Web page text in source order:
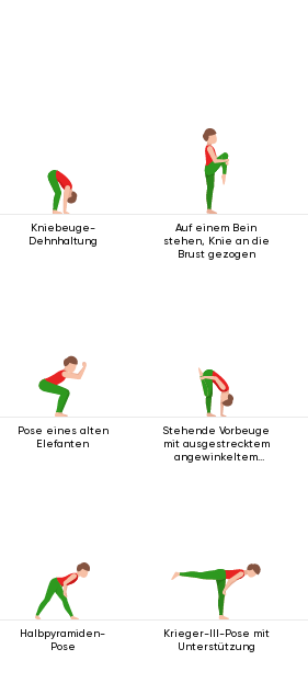
Kniebeuge-
Dehnhaltung
Auf einem Bein
stehen, Knie an die
Brust gezogen
Pose eines alten
Elefanten
Stehende Vorbeuge
mit ausgestrecktem
angewinkeltem
Halbpyramiden-
Pose
Krieger-III-Pose mit
Unterstützung